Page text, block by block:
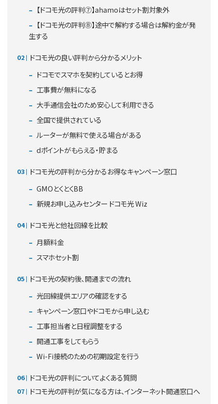
【ドコモ光の評判⑦】ahamoはセット割対象外
【ドコモ光の評判⑧】途中で解約する場合は解約金が発
生する
ドコモ光の良い評判から分かるメリット
ドコモでスマホを契約しているとお得
工事費が無料になる
大手通信会社のため安心して利用できる
全国で提供されている
ルーターが無料で使える場合がある
dポイントがもらえる・貯まる
ドコモ光の評判から分かるお得なキャンペーン窓口
GMOとくとくBB
新規お申し込みセンター ドコモ光 Wiz
ドコモ光と他社回線を比較
月額料金
スマホセット割
ドコモ光の契約後、開通までの流れ
光回線提供エリアの確認をする
キャンペーン窓口やドコモから申し込む
工事担当者と日程調整をする
開通工事をしてもらう
Wi-Fi接続のための初期設定を行う
ドコモ光の評判についてよくある質問
ドコモ光の評判が気になる方は、インターネット開通窓口へ